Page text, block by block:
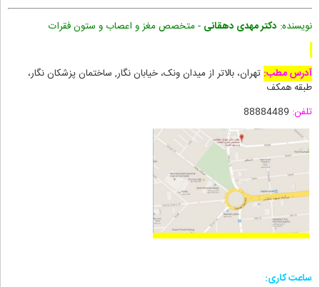
نویسنده: دکتر مهدی دهقانی - متخصص مغز و اعصاب و ستون فقرات
آدرس مطب: تهران، بالاتر از میدان ونک، خیابان نگار, ساختمان پزشکان نگار،
طبقه همکف
تلفن:
ساعت کاری: